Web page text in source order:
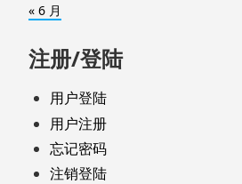
« 6 月
注册/登陆
用户登陆
用户注册
忘记密码
注销登陆